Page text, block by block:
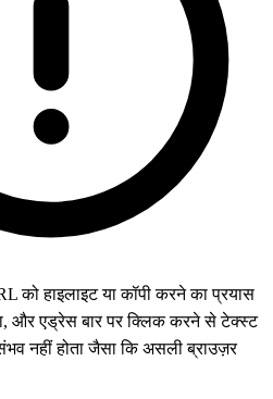
को हाइलाइट या कॉपी करने का प्रयास
और एड्रेस बार पर क्लिक करने से टेक्स्ट
नहीं होता जैसा कि असली ब्राउज़र